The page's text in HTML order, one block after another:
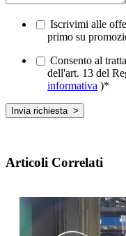
Iscrivimi alle
primo su
Consento al
dell'art. 13 del
informativa )*
Articoli Correlati